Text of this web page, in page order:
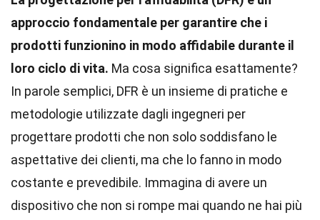
approccio fondamentale per garantire che i
prodotti funzionino in modo affidabile durante il
loro ciclo di vita. Ma cosa significa esattamente?
In parole semplici, DFR è un insieme di pratiche e
metodologie utilizzate dagli ingegneri per
progettare prodotti che non solo soddisfano le
aspettative dei clienti, ma che lo fanno in modo
costante e prevedibile. Immagina di avere un
dispositivo che non si rompe mai quando ne hai più